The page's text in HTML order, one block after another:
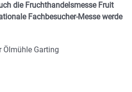
die Fruchthandelsmesse Fruit
Fachbesucher-Messe werde
Ölmühle Garting